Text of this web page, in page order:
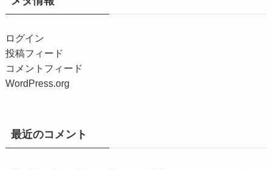
ログイン
投稿フィード
コメントフィード
WordPress.org
最近のコメント